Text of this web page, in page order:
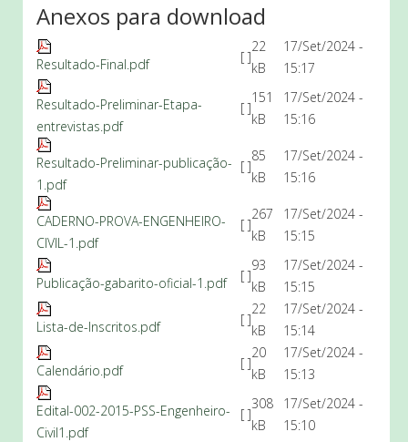
Anexos para download
Resultado-Final.pdf [ ]
22
kB
17/Set/2024 -
15:17
Resultado-Preliminar-Etapa-
entrevistas.pdf
[ ]
151
kB
17/Set/2024 -
15:16
Resultado-Preliminar-publicação-
1.pdf
[ ]
85
kB
17/Set/2024 -
15:16
CADERNO-PROVA-ENGENHEIRO-
CIVIL-1.pdf
[ ]
267
kB
17/Set/2024 -
15:15
Publicação-gabarito-oficial-1.pdf [ ]
93
kB
17/Set/2024 -
15:15
Lista-de-Inscritos.pdf [ ]
22
kB
17/Set/2024 -
15:14
Calendário.pdf [ ]
20
kB
17/Set/2024 -
15:13
Edital-002-2015-PSS-Engenheiro-
Civil1.pdf
[ ]
308
kB
17/Set/2024 -
15:10